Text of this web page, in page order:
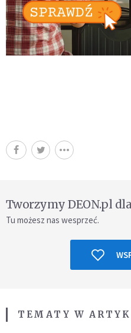
Tworzymy DEON.pl
Tu możesz nas wesprzeć.
TEMATY W